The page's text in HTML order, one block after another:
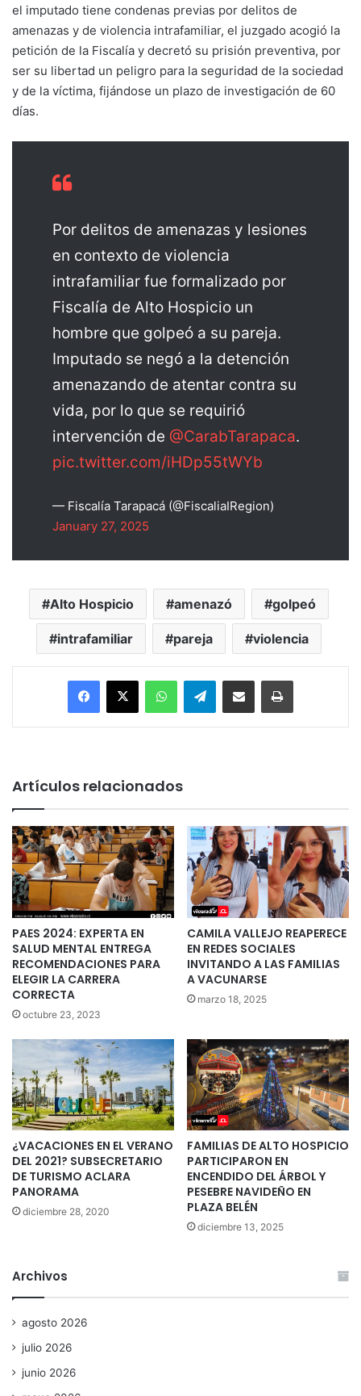
el imputado tiene condenas previas por delitos de
amenazas y de violencia intrafamiliar, el juzgado acogió la
petición de la Fiscalía y decretó su prisión preventiva, por
ser su libertad un peligro para la seguridad de la sociedad
y de la víctima, fijándose un plazo de investigación de 60
días.
Por delitos de amenazas y lesiones
en contexto de violencia
intrafamiliar fue formalizado por
Fiscalía de Alto Hospicio un
hombre que golpeó a su pareja.
Imputado se negó a la detención
amenazando de atentar contra su
vida, por lo que se requirió
intervención de @CarabTarapaca.
pic.twitter.com/iHDp55tWYb
— Fiscalía Tarapacá (@FiscaliaIRegion)
January 27, 2025
Alto Hospicio amenazó golpeó
intrafamiliar pareja violencia
Facebook
X WhatsAppTelegramEnviar vía email Imprimir
Artículos relacionados
PAES 2024: EXPERTA EN
SALUD MENTAL ENTREGA
RECOMENDACIONES PARA
ELEGIR LA CARRERA
CORRECTA
octubre 23, 2023
CAMILA VALLEJO REAPERECE
EN REDES SOCIALES
INVITANDO A LAS FAMILIAS
A VACUNARSE
marzo 18, 2025
¿VACACIONES EN EL VERANO
DEL 2021? SUBSECRETARIO
DE TURISMO ACLARA
PANORAMA
diciembre 28, 2020
FAMILIAS DE ALTO HOSPICIO
PARTICIPARON EN
ENCENDIDO DEL ÁRBOL Y
PESEBRE NAVIDEÑO EN
PLAZA BELÉN
diciembre 13, 2025
Archivos
agosto 2026
julio 2026
junio 2026